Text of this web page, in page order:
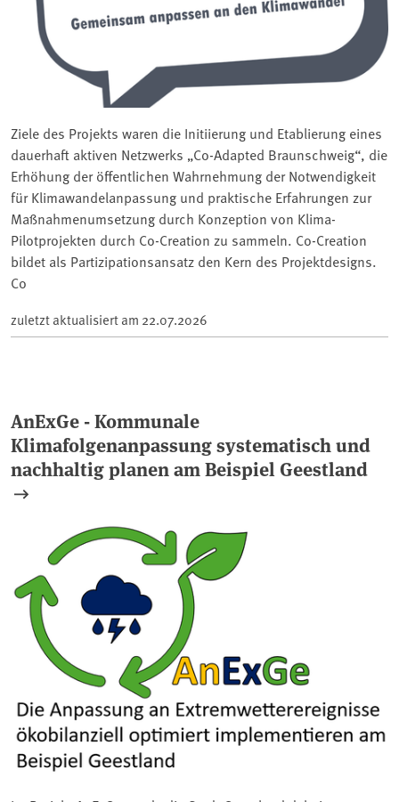
Ziele des Projekts waren die Initiierung und Etablierung eines
dauerhaft aktiven Netzwerks „Co-Adapted Braunschweig“, die
Erhöhung der öffentlichen Wahrnehmung der Notwendigkeit
für Klimawandelanpassung und praktische Erfahrungen zur
Maßnahmenumsetzung durch Konzeption von Klima-
Pilotprojekten durch Co-Creation zu sammeln. Co-Creation
bildet als Partizipationsansatz den Kern des Projektdesigns.
Co
zuletzt aktualisiert am 22.07.2026
AnExGe - Kommunale
Klimafolgenanpassung systematisch und
nachhaltig planen am Beispiel Geestland